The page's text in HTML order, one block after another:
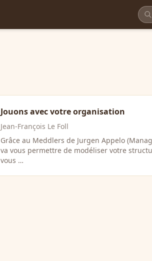
Jouons avec votre organisation
Jean-François Le Foll
Grâce au Meddlers de Jurgen Appelo
va vous permettre de modéliser votre
vous …